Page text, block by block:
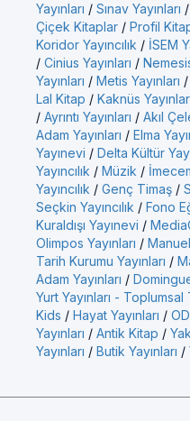
Yayınları / Sınav Yayınları /
Çiçek Kitaplar / Profil
Koridor Yayıncılık / İSEM
/ Cinius Yayınları /
Yayınları / Metis Yayınları /
Lal Kitap / Kaknüs
/ Ayrıntı Yayınları / Akıl
Adam Yayınları / Elma
Yayınevi / Delta Kültür
Yayıncılık / Müzik /
Yayıncılık / Genç Timaş /
Seçkin Yayıncılık / Fono
Kuraldışı Yayınevi /
Olimpos Yayınları /
Tarih Kurumu Yayınları /
Adam Yayınları /
Yurt Yayınları -
Kids / Hayat Yayınları /
Yayınları / Antik Kitap /
Yayınları / Butik Yayınları /